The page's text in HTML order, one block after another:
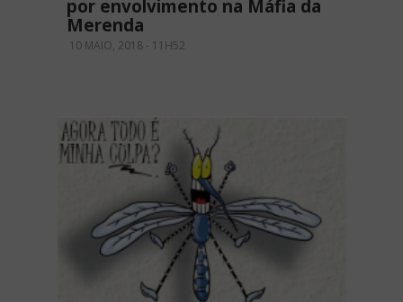
por envolvimento na Máfia da
Merenda
10 MAIO, 2018 - 11H52